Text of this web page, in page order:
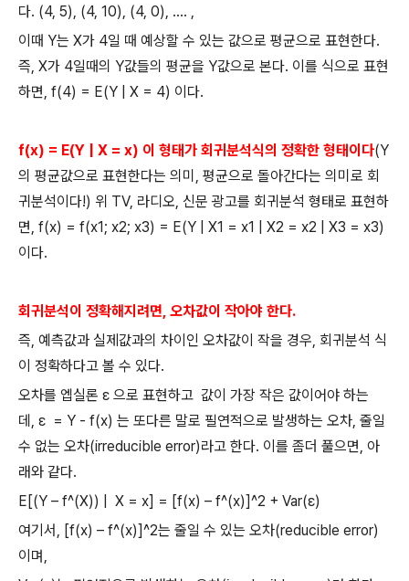
다. (4, 5), (4, 10), (4, 0), .... ,
이때 Y는 X가 4일 때 예상할 수 있는 값으로 평균으로 표현한다.
즉, X가 4일때의 Y값들의 평균을 Y값으로 본다. 이를 식으로 표현
하면, f(4) = E(Y | X = 4) 이다.
f(x) = E(Y | X = x) 이 형태가 회귀분석식의 정확한 형태이다(Y
의 평균값으로 표현한다는 의미 , 평균으로 돌아간다는 의미로 회
귀분석이다!) 위 TV, 라디오, 신문 광고를 회귀분석 형태로 표현하
면, f(x) = f(x1; x2; x3) = E(Y | X1 = x1 | X2 = x2 | X3 = x3)
이다.
회귀분석이 정확해지려면, 오차값이 작아야 한다.
즉, 예측값과 실제값과의 차이인 오차값이 작을 경우, 회귀분석 식
이 정확하다고 볼 수 있다.
오차를 엡실론 ε 으로 표현하고 값이 가장 작은 값이어야 하는
데 , ε = Y - f(x) 는 또다른 말로 필연적으로 발생하는 오차, 줄일
수 없는 오차(irreducible error)라고 한다. 이를 좀더 풀으면, 아
래와 같다.
E[(Y – f^(X)) |
X = x] = [f(x) – f^(x)]^2 + Var(ε)
여기서, [f(x) – f^(x)]^2는 줄일 수 있는 오차(reducible error)
이며,